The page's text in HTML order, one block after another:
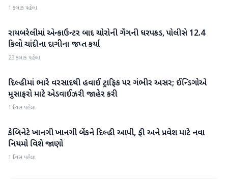
1 કલાક પહેલા
રાષ્ટ્રીય
રાયબરેલીમાં એન્કાઉન્ટર બાદ ચોરોની ગેંગની ધરપકડ, પોલીસે 12.4
કિલો ચાંદીના દાગીના જપ્ત કર્યા
23 કલાક પહેલા
રાષ્ટ્રીય
દિલ્હીમાં ભારે વરસાદથી હવાઈ ટ્રાફિક પર ગંભીર અસર; ઈન્ડિગોએ
મુસાફરો માટે એડવાઈઝરી જાહેર કરી
1 દિવસ પહેલા
રાષ્ટ્રીય
કેબિનેટે ખાનગી ખાનગી બેંકને દિલ્હી આપી, ફી અને પ્રવેશ માટે નવા
નિયમો વિશે જાણો
1 દિવસ પહેલા